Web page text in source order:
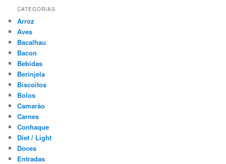
CATEGORIAS
Arroz
Aves
Bacalhau
Bacon
Bebidas
Berinjela
Biscoitos
Bolos
Camarão
Carnes
Conhaque
Diet / Light
Doces
Entradas